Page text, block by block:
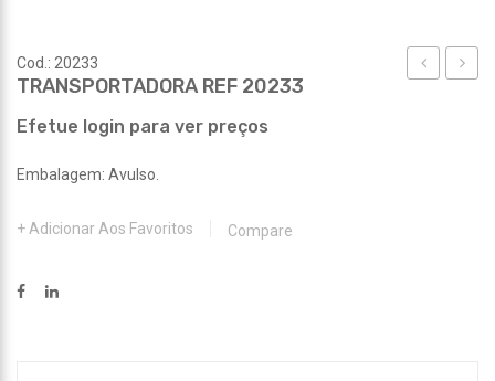
Cod.: 20233
TRANSPORTADORA REF 20233
Efetue login para ver preços
Embalagem: Avulso.
Adicionar Aos Favoritos Compare